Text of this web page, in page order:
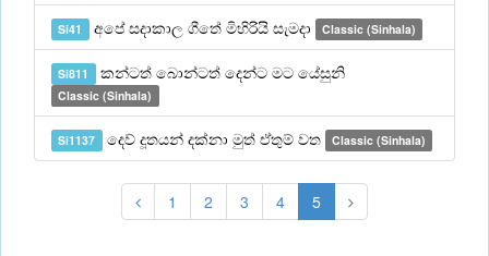
Si41 අපේ සදාකාල ගීතේ මිහිරියි සැමදා Classic (Sinhala)
Si811 කන්ටත් බොන්ටත් දෙන්ට මට යේසුනි
Classic (Sinhala)
Si1137 දෙව් දූතයන් දක්නා මුත් ඒතුම් වත Classic (Sinhala)
1 2 3 4 5